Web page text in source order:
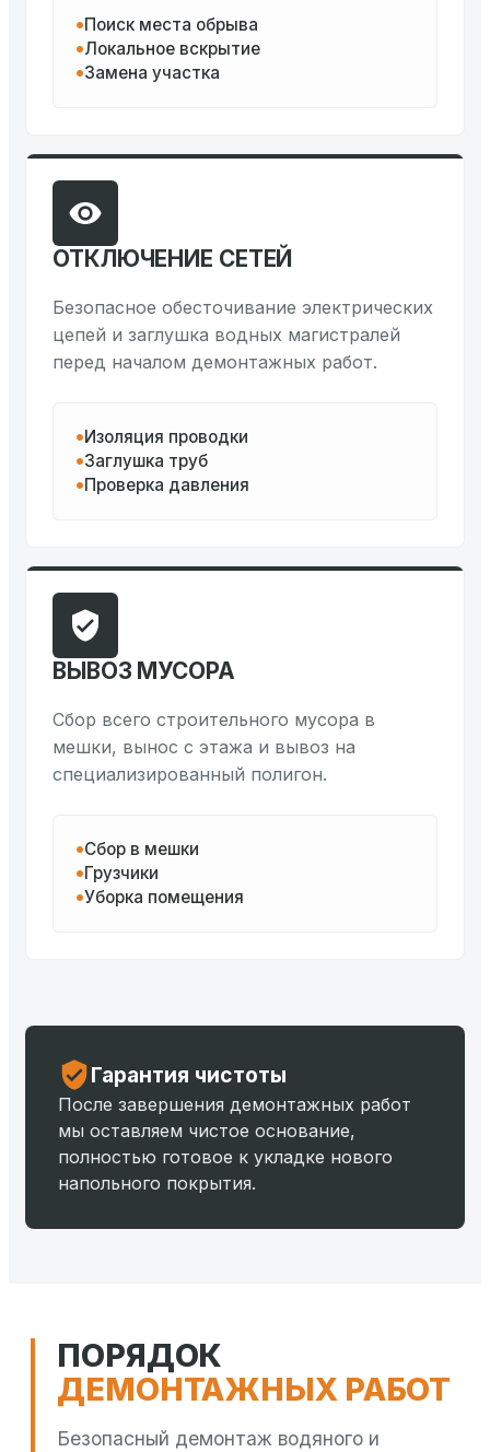
Поиск места обрыва
Локальное вскрытие
Замена участка
ОТКЛЮЧЕНИЕ СЕТЕЙ
Безопасное обесточивание электрических
цепей и заглушка водных магистралей
перед началом демонтажных работ.
Изоляция проводки
Заглушка труб
Проверка давления
ВЫВОЗ МУСОРА
Сбор всего строительного мусора в
мешки, вынос с этажа и вывоз на
специализированный полигон.
Сбор в мешки
Грузчики
Уборка помещения
Гарантия чистоты
После завершения демонтажных работ
мы оставляем чистое основание,
полностью готовое к укладке нового
напольного покрытия.
ПОРЯДОК
ДЕМОНТАЖНЫХ РАБОТ
Безопасный демонтаж водяного и